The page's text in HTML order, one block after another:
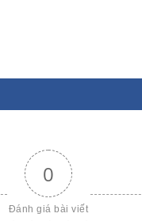
0
Đánh giá bài viết